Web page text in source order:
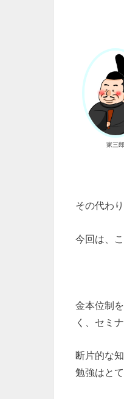
家三郎
その代わ
今回は、
金本位制
く、セミ
断片的な
勉強はと